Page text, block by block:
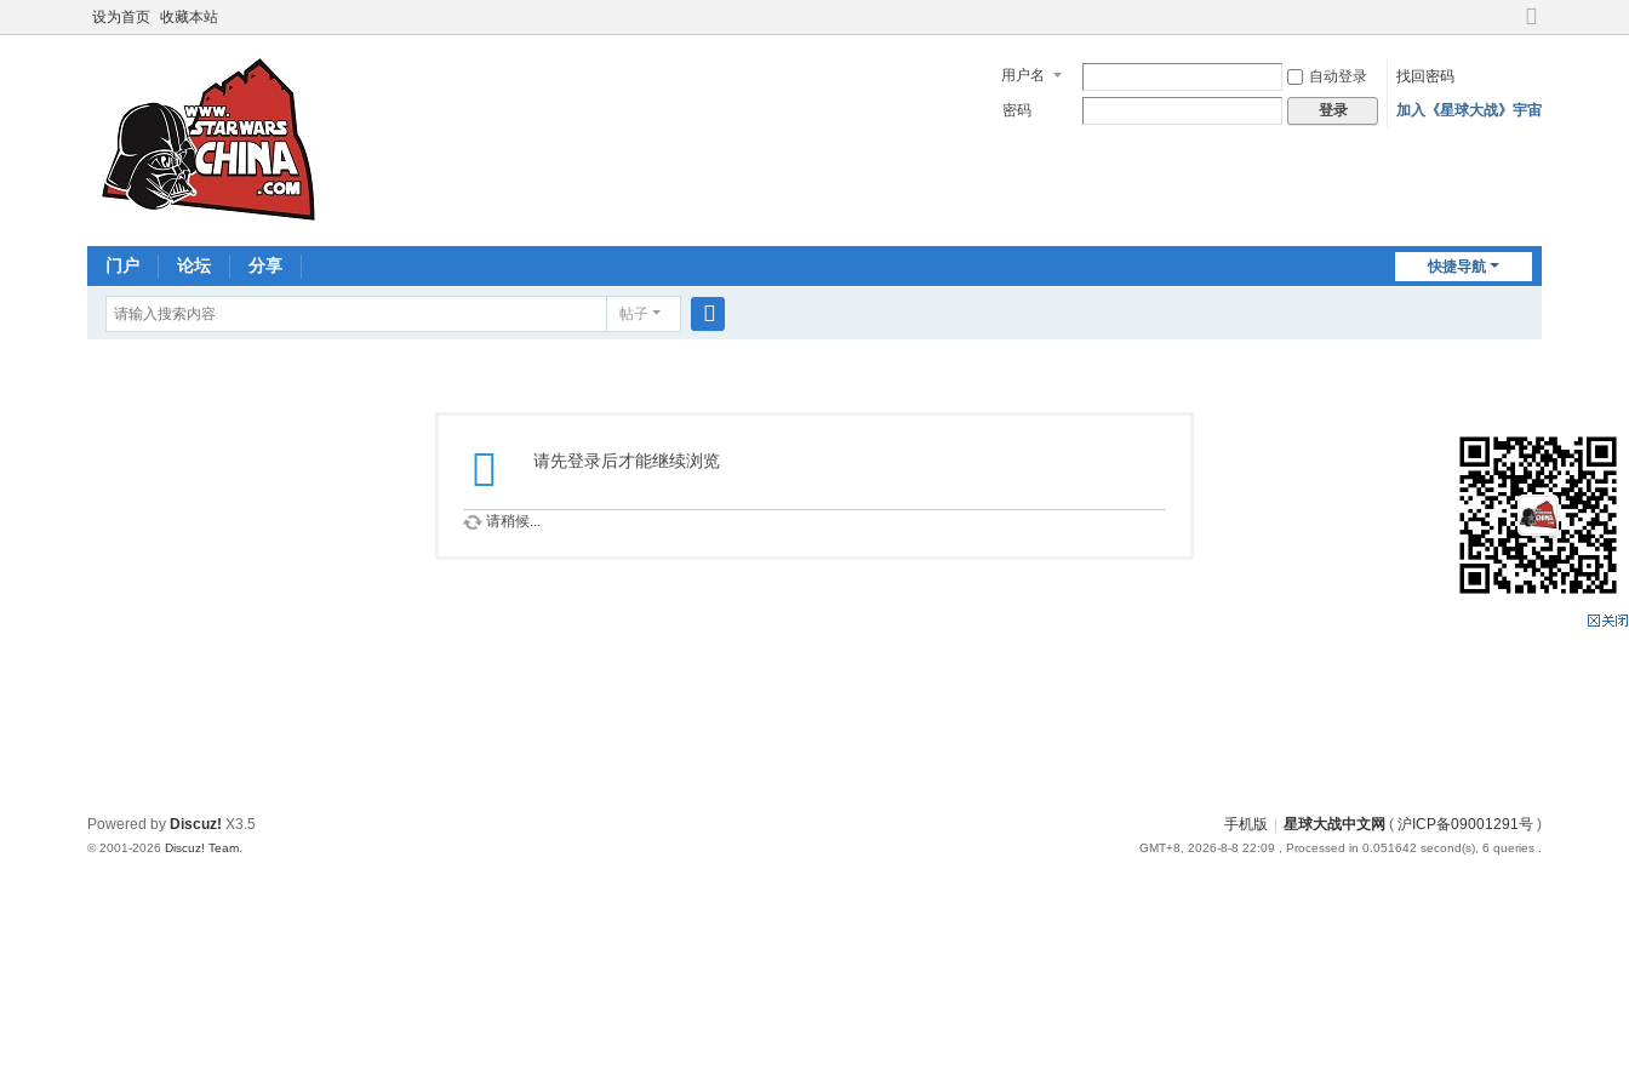
设为首页 收藏本站
切
宽
用户名 自动登录
找回密码
密码
登录 加入《星球大战》宇宙
快捷导航
门户 论坛 分享
帖子
请先登录后才能继续浏览
请稍候...
手机版 星球大战中文网 ( 沪ICP备09001291号 )
GMT+8, 2026-8-8 22:09 , Processed in 0.051642 second(s), 6 queries .
Powered by Discuz! X3.5
© 2001-2026 Discuz! Team